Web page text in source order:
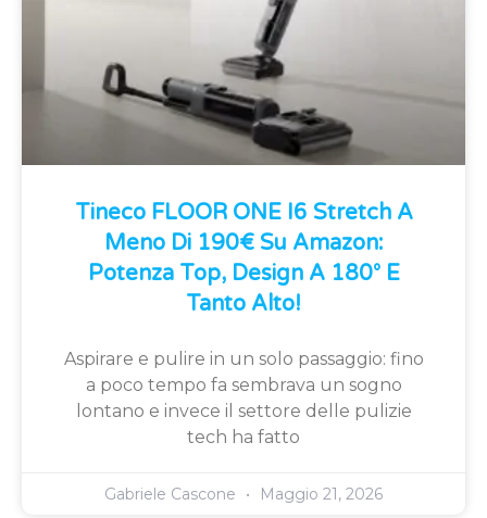
Tineco FLOOR ONE I6 Stretch A
Meno Di 190€ Su Amazon:
Potenza Top, Design A 180° E
Tanto Alto!
Aspirare e pulire in un solo passaggio: fino
a poco tempo fa sembrava un sogno
lontano e invece il settore delle pulizie
tech ha fatto
Gabriele Cascone Maggio 21, 2026